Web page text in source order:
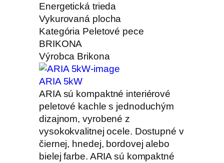
Energetická trieda
Vykurovaná plocha
Kategória Peletové pece
BRIKONA
Výrobca Brikona
ARIA 5kW
ARIA sú kompaktné interiérové
peletové kachle s jednoduchým
dizajnom, vyrobené z
vysokokvalitnej ocele. Dostupné v
čiernej, hnedej, bordovej alebo
bielej farbe. ARIA sú kompaktné